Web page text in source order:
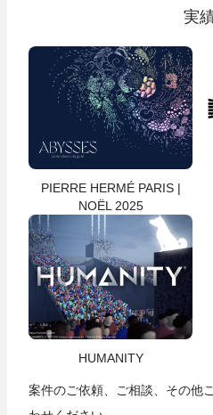
実
PIERRE HERMÉ PARIS |
NOËL 2025
HUMANITY
案件のご依頼、ご相談、その他